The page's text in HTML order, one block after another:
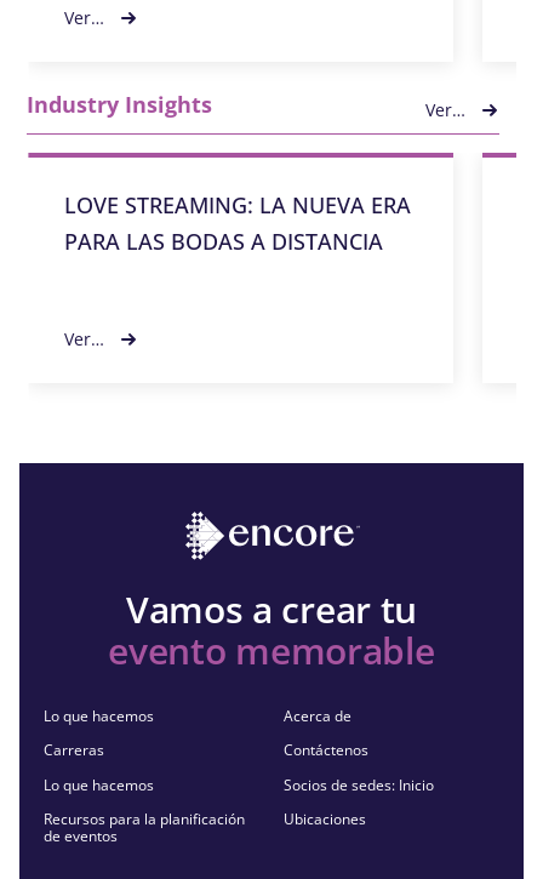
Ver…
Industry Insights Ver…
LOVE STREAMING: LA NUEVA ERA
PARA LAS BODAS A DISTANCIA
Ver…
Vamos a crear tu
evento memorable
Lo que hacemos
Carreras
Lo que hacemos
Recursos para la planificación
de eventos
Acerca de
Contáctenos
Socios de sedes: Inicio
Ubicaciones